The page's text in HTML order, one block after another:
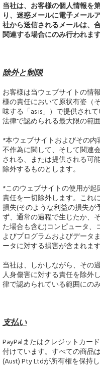
当社は、お客様の個人情報を
り、迷惑メールに電子メール
社から送信されるメールは、
関連する場合にのみ行われます
除外と制限
お客様は当ウェブサイトの情
様の責任において原状有姿（
味する「as is」）で提供され
法律で認められる最大限の範
*本ウェブサイトおよびその
不作為に関して、そして関連
される、または提供される可
除外するものとします。
*このウェブサイトの使用が
責任を一切除外します。これ
損失(そのような利益の損失が
ず、通常の過程で生じたか、
た場合も含む)コンピュータ
よびプログラムおよびデータ
ータに対する損害が含まれます
当社は、しかしながら、その
人身傷害に対する責任を除外
律で認められている範囲にの
支払い
PayPalまたはクレジットカー
付けています。すべての商品
(Aust) Pty Ltdが所有権を保持し